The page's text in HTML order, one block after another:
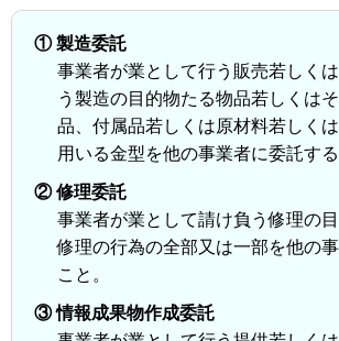
① 製造委託
事業者が業として行う販売若しく
う製造の目的物たる物品若しくは
品、付属品若しくは原材料若しく
用いる金型を他の事業者に委託する
② 修理委託
事業者が業として請け負う修理の
修理の行為の全部又は一部を他の
こと。
③ 情報成果物作成委託